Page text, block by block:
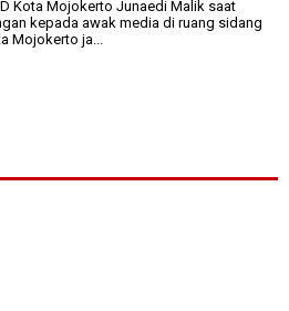
Kota Mojokerto Junaedi Malik saat
kepada awak media di ruang sidang
Mojokerto ja...